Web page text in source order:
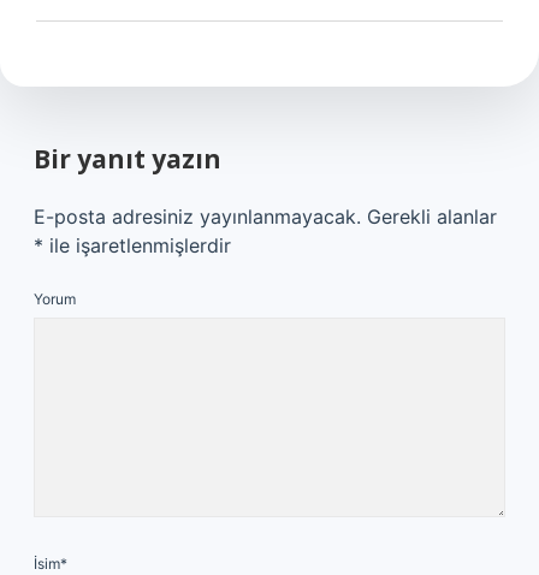
Bir yanıt yazın
E-posta adresiniz yayınlanmayacak. Gerekli alanlar
* ile işaretlenmişlerdir
Yorum
İsim*